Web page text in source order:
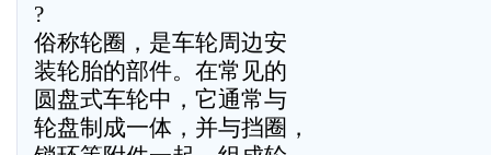
?
俗称轮圈，是车轮周边安
装轮胎的部件。在常见的
圆盘式车轮中，它通常与
轮盘制成一体，并与挡圈，